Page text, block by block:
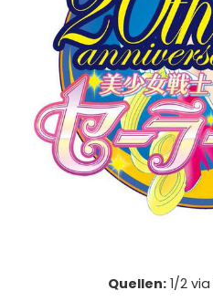
Quellen: 1/2 via